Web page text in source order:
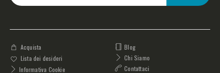
Acquista
Lista dei desideri
Informativa Cookie
Blog
Chi Siamo
Contattaci